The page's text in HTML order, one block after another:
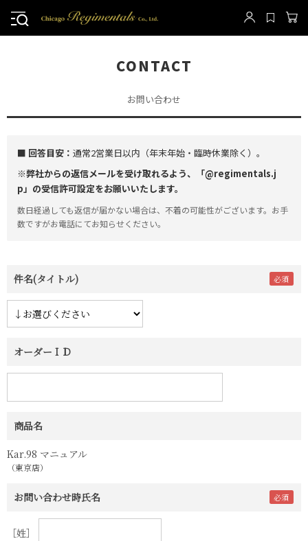
CONTACT
お問い合わせ
■ 回答目安： 通常2営業日以内（年末年始・臨時休業除く）。
※弊社からの返信メールを受け取れるよう、「@regimentals.j
p」の受信許可設定をお願いいたします。
数日経過しても返信が届かない場合は、不着の可能性がございます。お手
数ですがお電話にてお知らせください。
件名(タイトル)
オーダーＩＤ
商品名
Kar.98 マニュアル
（東京店）
お問い合わせ時氏名
［姓］